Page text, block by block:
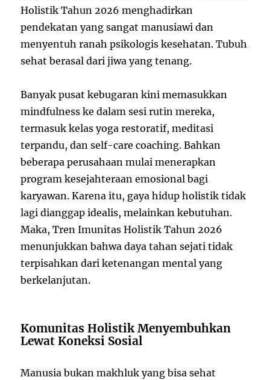
Holistik Tahun 2026 menghadirkan
pendekatan yang sangat manusiawi dan
menyentuh ranah psikologis kesehatan. Tubuh
sehat berasal dari jiwa yang tenang.
Banyak pusat kebugaran kini memasukkan
mindfulness ke dalam sesi rutin mereka,
termasuk kelas yoga restoratif, meditasi
terpandu, dan self-care coaching. Bahkan
beberapa perusahaan mulai menerapkan
program kesejahteraan emosional bagi
karyawan. Karena itu, gaya hidup holistik tidak
lagi dianggap idealis, melainkan kebutuhan.
Maka, Tren Imunitas Holistik Tahun 2026
menunjukkan bahwa daya tahan sejati tidak
terpisahkan dari ketenangan mental yang
berkelanjutan.
Komunitas Holistik Menyembuhkan
Lewat Koneksi Sosial
Manusia bukan makhluk yang bisa sehat